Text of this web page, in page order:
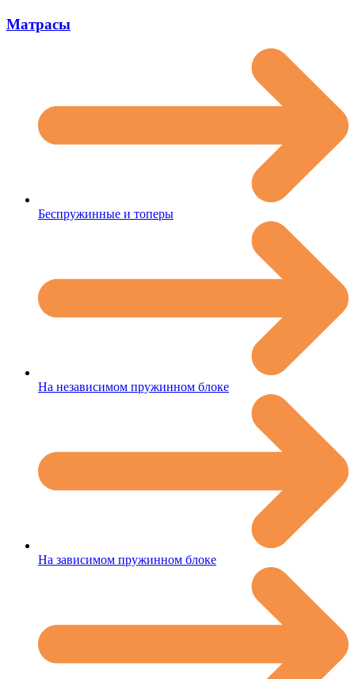
Матрасы
Беспружинные и топеры
На независимом пружинном блоке
На зависимом пружинном блоке